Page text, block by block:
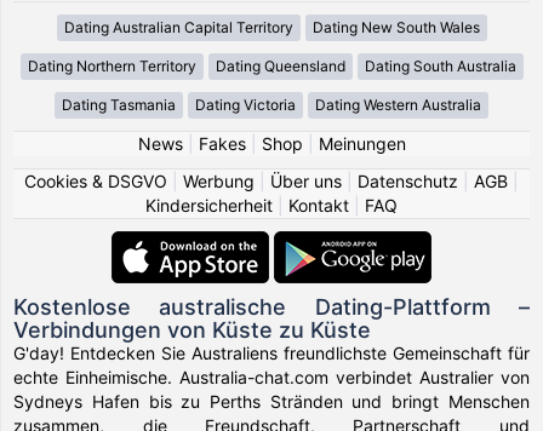
Dating Australian Capital Territory Dating New South Wales
Dating Northern Territory Dating Queensland Dating South Australia
Dating Tasmania Dating Victoria Dating Western Australia
News| Fakes| Shop
Meinungen
Cookies & DSGVO
Werbung Über uns Datenschutz AGB
Kindersicherheit
Kontakt FAQ
Kostenlose australische Dating-Plattform –
Verbindungen von Küste zu Küste
G'day! Entdecken Sie Australiens freundlichste Gemeinschaft für
echte Einheimische. Australia-chat.com verbindet Australier von
Sydneys Hafen bis zu Perths Stränden und bringt Menschen
zusammen, die Freundschaft, Partnerschaft und